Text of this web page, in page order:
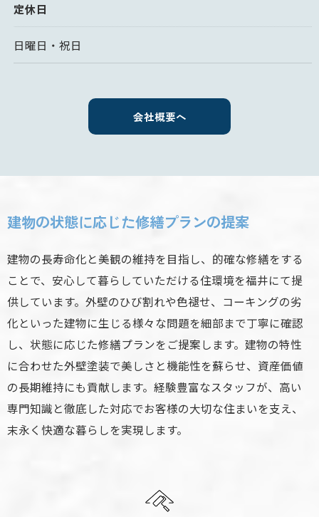
定休日
日曜日・祝日
会社概要へ
建物の状態に応じた修繕プランの提案
建物の長寿命化と美観の維持を目指し、的確な修繕をする
ことで、安心して暮らしていただける住環境を福井にて提
供しています。外壁のひび割れや色褪せ、コーキングの劣
化といった建物に生じる様々な問題を細部まで丁寧に確認
し、状態に応じた修繕プランをご提案します。建物の特性
に合わせた外壁塗装で美しさと機能性を蘇らせ、資産価値
の長期維持にも貢献します。経験豊富なスタッフが、高い
専門知識と徹底した対応でお客様の大切な住まいを支え、
末永く快適な暮らしを実現します。